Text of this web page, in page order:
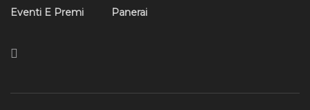
Eventi E Premi
Panerai